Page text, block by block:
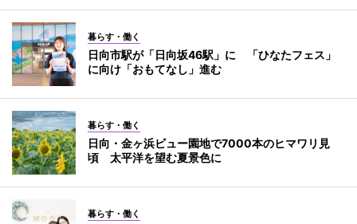
暮らす・働く
日向市駅が「日向坂46駅」に 「ひなたフェス」
に向け「おもてなし」進む
暮らす・働く
日向・金ヶ浜ビュー園地で7000本のヒマワリ見
頃 太平洋を望む夏景色に
暮らす・働く